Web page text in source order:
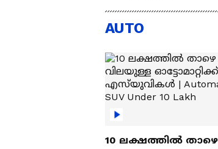
AUTO
10 ലക്ഷത്തിൽ താഴെ